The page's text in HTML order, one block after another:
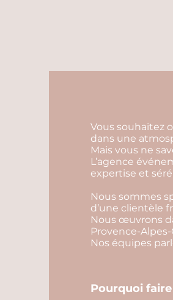
Vous souhaitez
dans une
Mais vous ne
L’agence
expertise et
Nous sommes
d’une clientèle
Nous œuvrons
Provence-Alpes-
Nos équipes
Pourquoi